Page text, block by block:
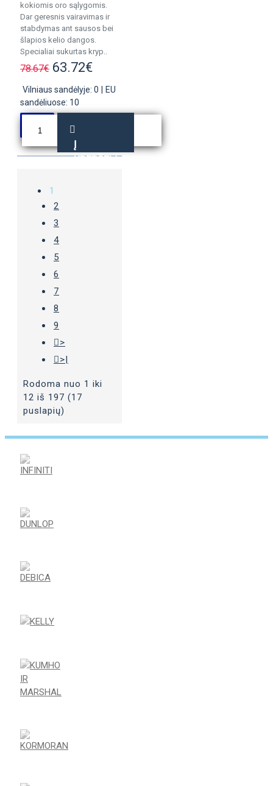
kokiomis oro sąlygomis.
Dar geresnis vairavimas ir
stabdymas ant sausos bei
šlapios kelio dangos.
Specialiai sukurtas kryp..
78.67€ 63.72€
Vilniaus sandėlyje: 0
EU
sandėliuose: 10
Į
KREPŠELĮ
1
2
3
4
5
6
7
8
9
>
>|
Rodoma nuo 1 iki
12 iš 197 (17
puslapių)